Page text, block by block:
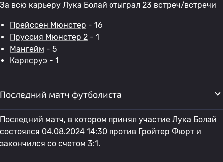
За всю карьеру Лука Болай отыграл 23 встреч/встречи
Прейссен Мюнстер - 16
Пруссия Мюнстер 2 - 1
Мангейм - 5
Карлсруэ - 1
Последний матч футболиста
Последний матч, в котором принял участие Лука Болай
состоялся 04.08.2024 14:30 против Гройтер Фюрт и
закончился со счетом 3:1.